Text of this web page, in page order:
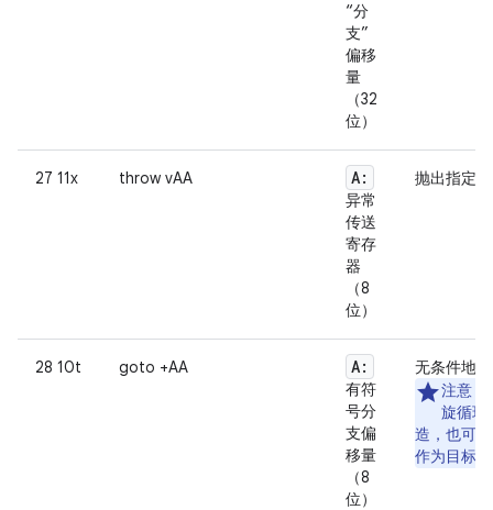
“分
支”
偏移
量
（32
位）
27 11x throw vAA A:
异常
传送
寄存
器
（8
位）
抛出指定
28 10t goto +AA A:
有符
号分
支偏
移量
（8
位）
无条件地
注意
旋循
造，也可
作为目标